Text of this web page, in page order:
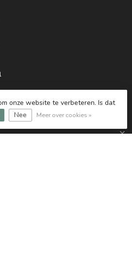
onze website te verbeteren. Is dat
Nee Meer over cookies »